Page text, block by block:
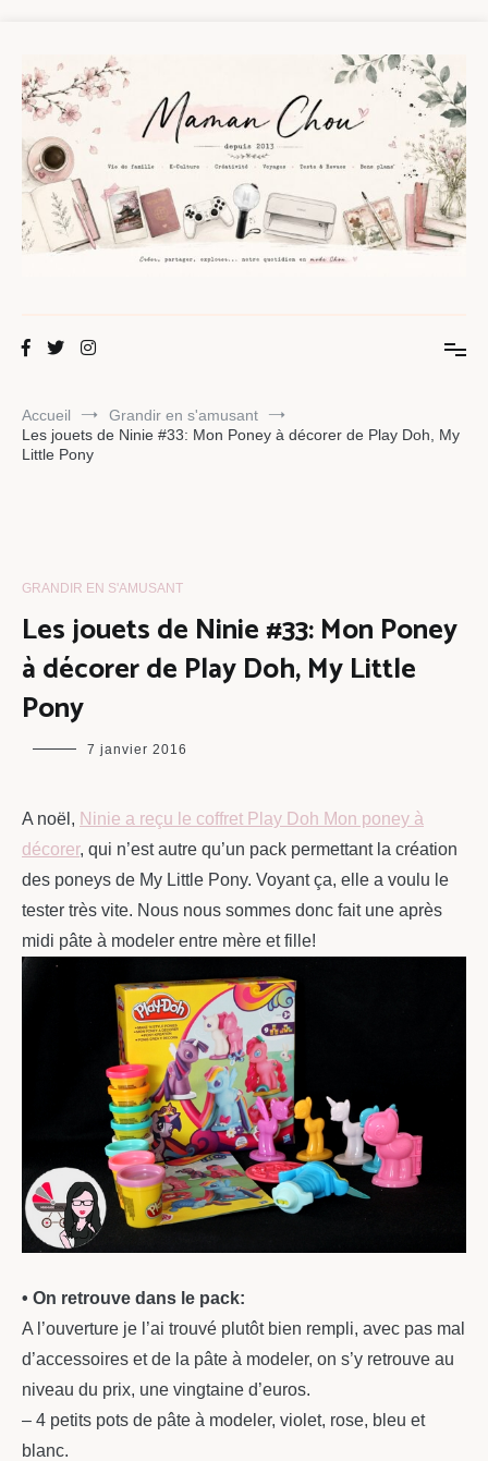
contenu
Maman Chou
Accueil
Grandir en s'amusant
Les jouets de Ninie #33: Mon Poney à décorer de Play Doh, My
Little Pony
GRANDIR EN S'AMUSANT
Les jouets de Ninie #33: Mon Poney
à décorer de Play Doh, My Little
Pony
maman
7 janvier 2016
A noël, Ninie a reçu le coffret Play Doh Mon poney à
décorer, qui n’est autre qu’un pack permettant la création
des poneys de My Little Pony. Voyant ça, elle a voulu le
tester très vite. Nous nous sommes donc fait une après
midi pâte à modeler entre mère et fille!
• On retrouve dans le pack:
A l’ouverture je l’ai trouvé plutôt bien rempli, avec pas mal
d’accessoires et de la pâte à modeler, on s’y retrouve au
niveau du prix, une vingtaine d’euros.
– 4 petits pots de pâte à modeler, violet, rose, bleu et
blanc.